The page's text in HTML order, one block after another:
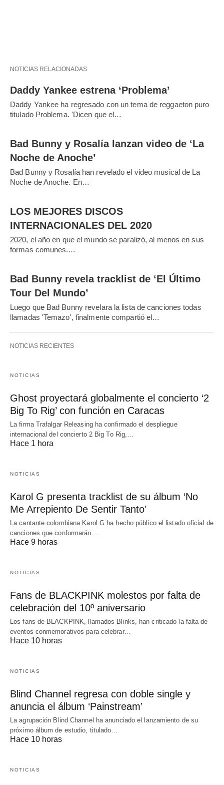
NOTICIAS RELACIONADAS
Daddy Yankee estrena ‘Problema’
Daddy Yankee ha regresado con un tema de reggaeton puro
titulado Problema. 'Dicen que el…
Bad Bunny y Rosalía lanzan video de ‘La
Noche de Anoche’
Bad Bunny y Rosalía han revelado el video musical de La
Noche de Anoche. En…
LOS MEJORES DISCOS
INTERNACIONALES DEL 2020
2020, el año en que el mundo se paralizó, al menos en sus
formas comunes.…
Bad Bunny revela tracklist de ‘El Último
Tour Del Mundo’
Luego que Bad Bunny revelara la lista de canciones todas
llamadas 'Temazo', finalmente compartió el…
NOTICIAS RECIENTES
NOTICIAS
Ghost proyectará globalmente el concierto ‘2
Big To Rig’ con función en Caracas
La firma Trafalgar Releasing ha confirmado el despliegue
internacional del concierto 2 Big To Rig,…
Hace 1 hora
NOTICIAS
Karol G presenta tracklist de su álbum ‘No
Me Arrepiento De Sentir Tanto’
La cantante colombiana Karol G ha hecho público el listado oficial de
canciones que conformarán…
Hace 9 horas
NOTICIAS
Fans de BLACKPINK molestos por falta de
celebración del 10º aniversario
Los fans de BLACKPINK, llamados Blinks, han criticado la falta de
eventos conmemorativos para celebrar…
Hace 10 horas
NOTICIAS
Blind Channel regresa con doble single y
anuncia el álbum ‘Painstream’
La agrupación Blind Channel ha anunciado el lanzamiento de su
próximo álbum de estudio, titulado…
Hace 10 horas
NOTICIAS